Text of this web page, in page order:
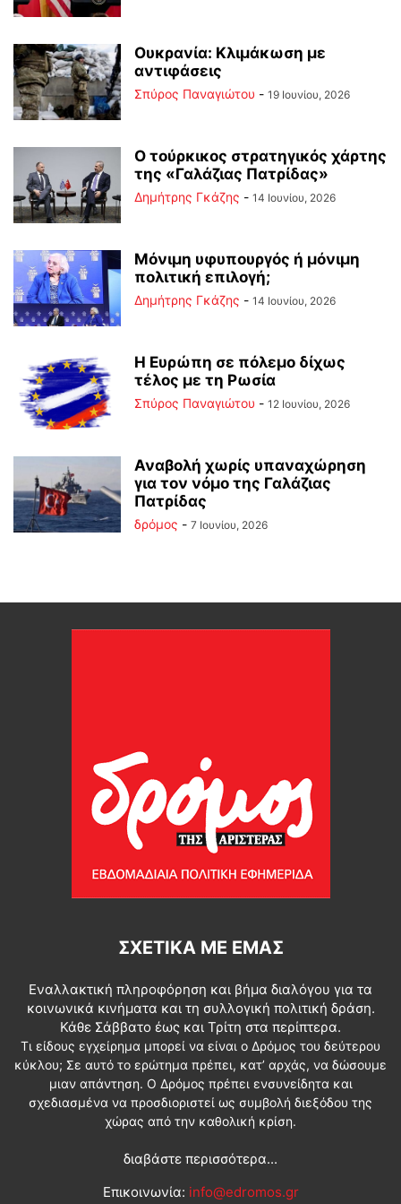
Ουκρανία: Κλιμάκωση με
αντιφάσεις
Σπύρος Παναγιώτου - 19 Ιουνίου, 2026
Ο τούρκικος στρατηγικός χάρτης
της «Γαλάζιας Πατρίδας»
Δημήτρης Γκάζης - 14 Ιουνίου, 2026
Μόνιμη υφυπουργός ή μόνιμη
πολιτική επιλογή;
Δημήτρης Γκάζης - 14 Ιουνίου, 2026
Η Ευρώπη σε πόλεμο δίχως
τέλος με τη Ρωσία
Σπύρος Παναγιώτου - 12 Ιουνίου, 2026
Αναβολή χωρίς υπαναχώρηση
για τον νόμο της Γαλάζιας
Πατρίδας
δρόμος - 7 Ιουνίου, 2026
ΣΧΕΤΙΚΆ ΜΕ ΕΜΆΣ
Εναλλακτική πληροφόρηση και βήμα διαλόγου για τα
κοινωνικά κινήματα και τη συλλογική πολιτική δράση.
Κάθε Σάββατο έως και Τρίτη στα περίπτερα.
Τι είδους εγχείρημα μπορεί να είναι ο Δρόμος του δεύτερου
κύκλου; Σε αυτό το ερώτημα πρέπει, κατ’ αρχάς, να δώσουμε
μιαν απάντηση. Ο Δρόμος πρέπει ενσυνείδητα και
σχεδιασμένα να προσδιοριστεί ως συμβολή διεξόδου της
χώρας από την καθολική κρίση.
διαβάστε περισσότερα...
Επικοινωνία: info@edromos.gr